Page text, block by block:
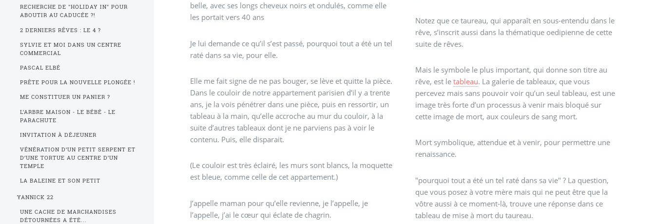
belle, avec ses longs cheveux noirs et ondulés, comme elle
les portait vers 40 ans
Je lui demande ce qu’il s’est passé, pourquoi tout a été un tel
raté dans sa vie, pour elle.
Elle me fait signe de ne pas bouger, se lève et quitte la pièce.
Dans le couloir de notre appartement parisien d’il y a trente
ans, je la vois pénétrer dans une pièce, puis en ressortir, un
tableau à la main, qu’elle accroche au mur du couloir, à la
suite d’autres tableaux dont je ne parviens pas à voir le
contenu. Puis, elle disparait.
(Le couloir est très éclairé, les murs sont blancs, la moquette
est bleue, comme celle de cet appartement.)
J’appelle maman pour qu’elle revienne, je l’appelle, je
l’appelle, j’ai le cœur qui éclate de chagrin.
Notez que ce taureau, qui apparaît en sous-entendu dans le
rêve, s’inscrit aussi dans la thématique oedipienne de cette
suite de rêves.
Mais le symbole le plus important, qui donne son titre au
rêve, est letableau. La galerie de tableaux, que vous
percevez mais sans pouvoir voir qu’un seul tableau, est une
image très forte d’un processus à venir mais bloqué sur
cette image de mort, aux couleurs de sang mort.
Mort symbolique, attendue et à venir, pour permettre une
renaissance.
"pourquoi tout a été un tel raté dans sa vie" ? La question,
que vous posez à votre mère mais qui ne peut être que la
vôtre aussi à ce moment-là, trouve une réponse dans ce
tableau de mise à mort du taureau.
RECHERCHE DE "HOLIDAY IN" POUR
ABOUTIR AU CADUCÉE ?!
2 DERNIERS RÊVES : LE 4 ?
SYLVIE ET MOI DANS UN CENTRE
COMMERCIAL
PASCAL ELBÉ
PRÊTE POUR LA NOUVELLE PLONGÉE !
ME CONSTITUER UN PANIER ?
L’ARBRE MAISON - LE BÉBÉ - LE
PARACHUTE
INVITATION À DÉJEUNER
VÉNÉRATION D’UN PETIT SERPENT ET
D’UNE TORTUE AU CENTRE D’UN
TEMPLE
LA BALEINE ET SON PETIT
YANNICK 22
UNE CACHE DE MARCHANDISES
DÉTOURNÉES A ÉTÉ...